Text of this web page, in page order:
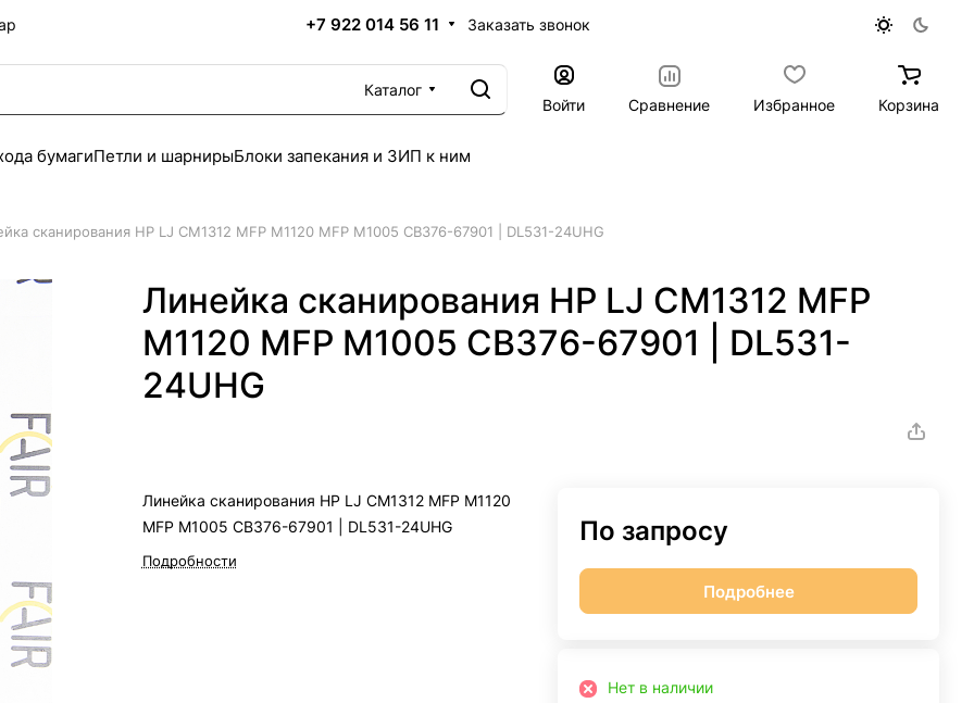
+7 922 014 56 11 Заказать звонок
Каталог
Войти
Сравнение Избранное Корзина
бумагиПетли и шарнирыБлоки запекания и ЗИП к ним
сканирования HP LJ CM1312 MFP M1120 MFP M1005 CB376-67901 | DL531-24UHG
Линейка сканирования HP LJ CM1312 MFP
M1120 MFP M1005 CB376-67901 | DL531-
24UHG
Линейка сканирования HP LJ CM1312 MFP M1120
MFP M1005 CB376-67901 | DL531-24UHG
Подробности
По запросу
Подробнее
Нет в наличии